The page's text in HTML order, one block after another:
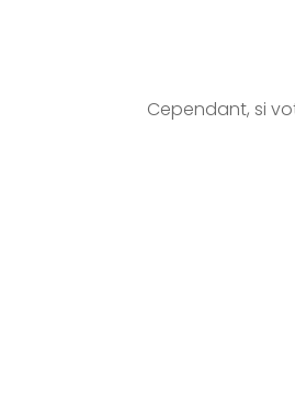
Cependant, si